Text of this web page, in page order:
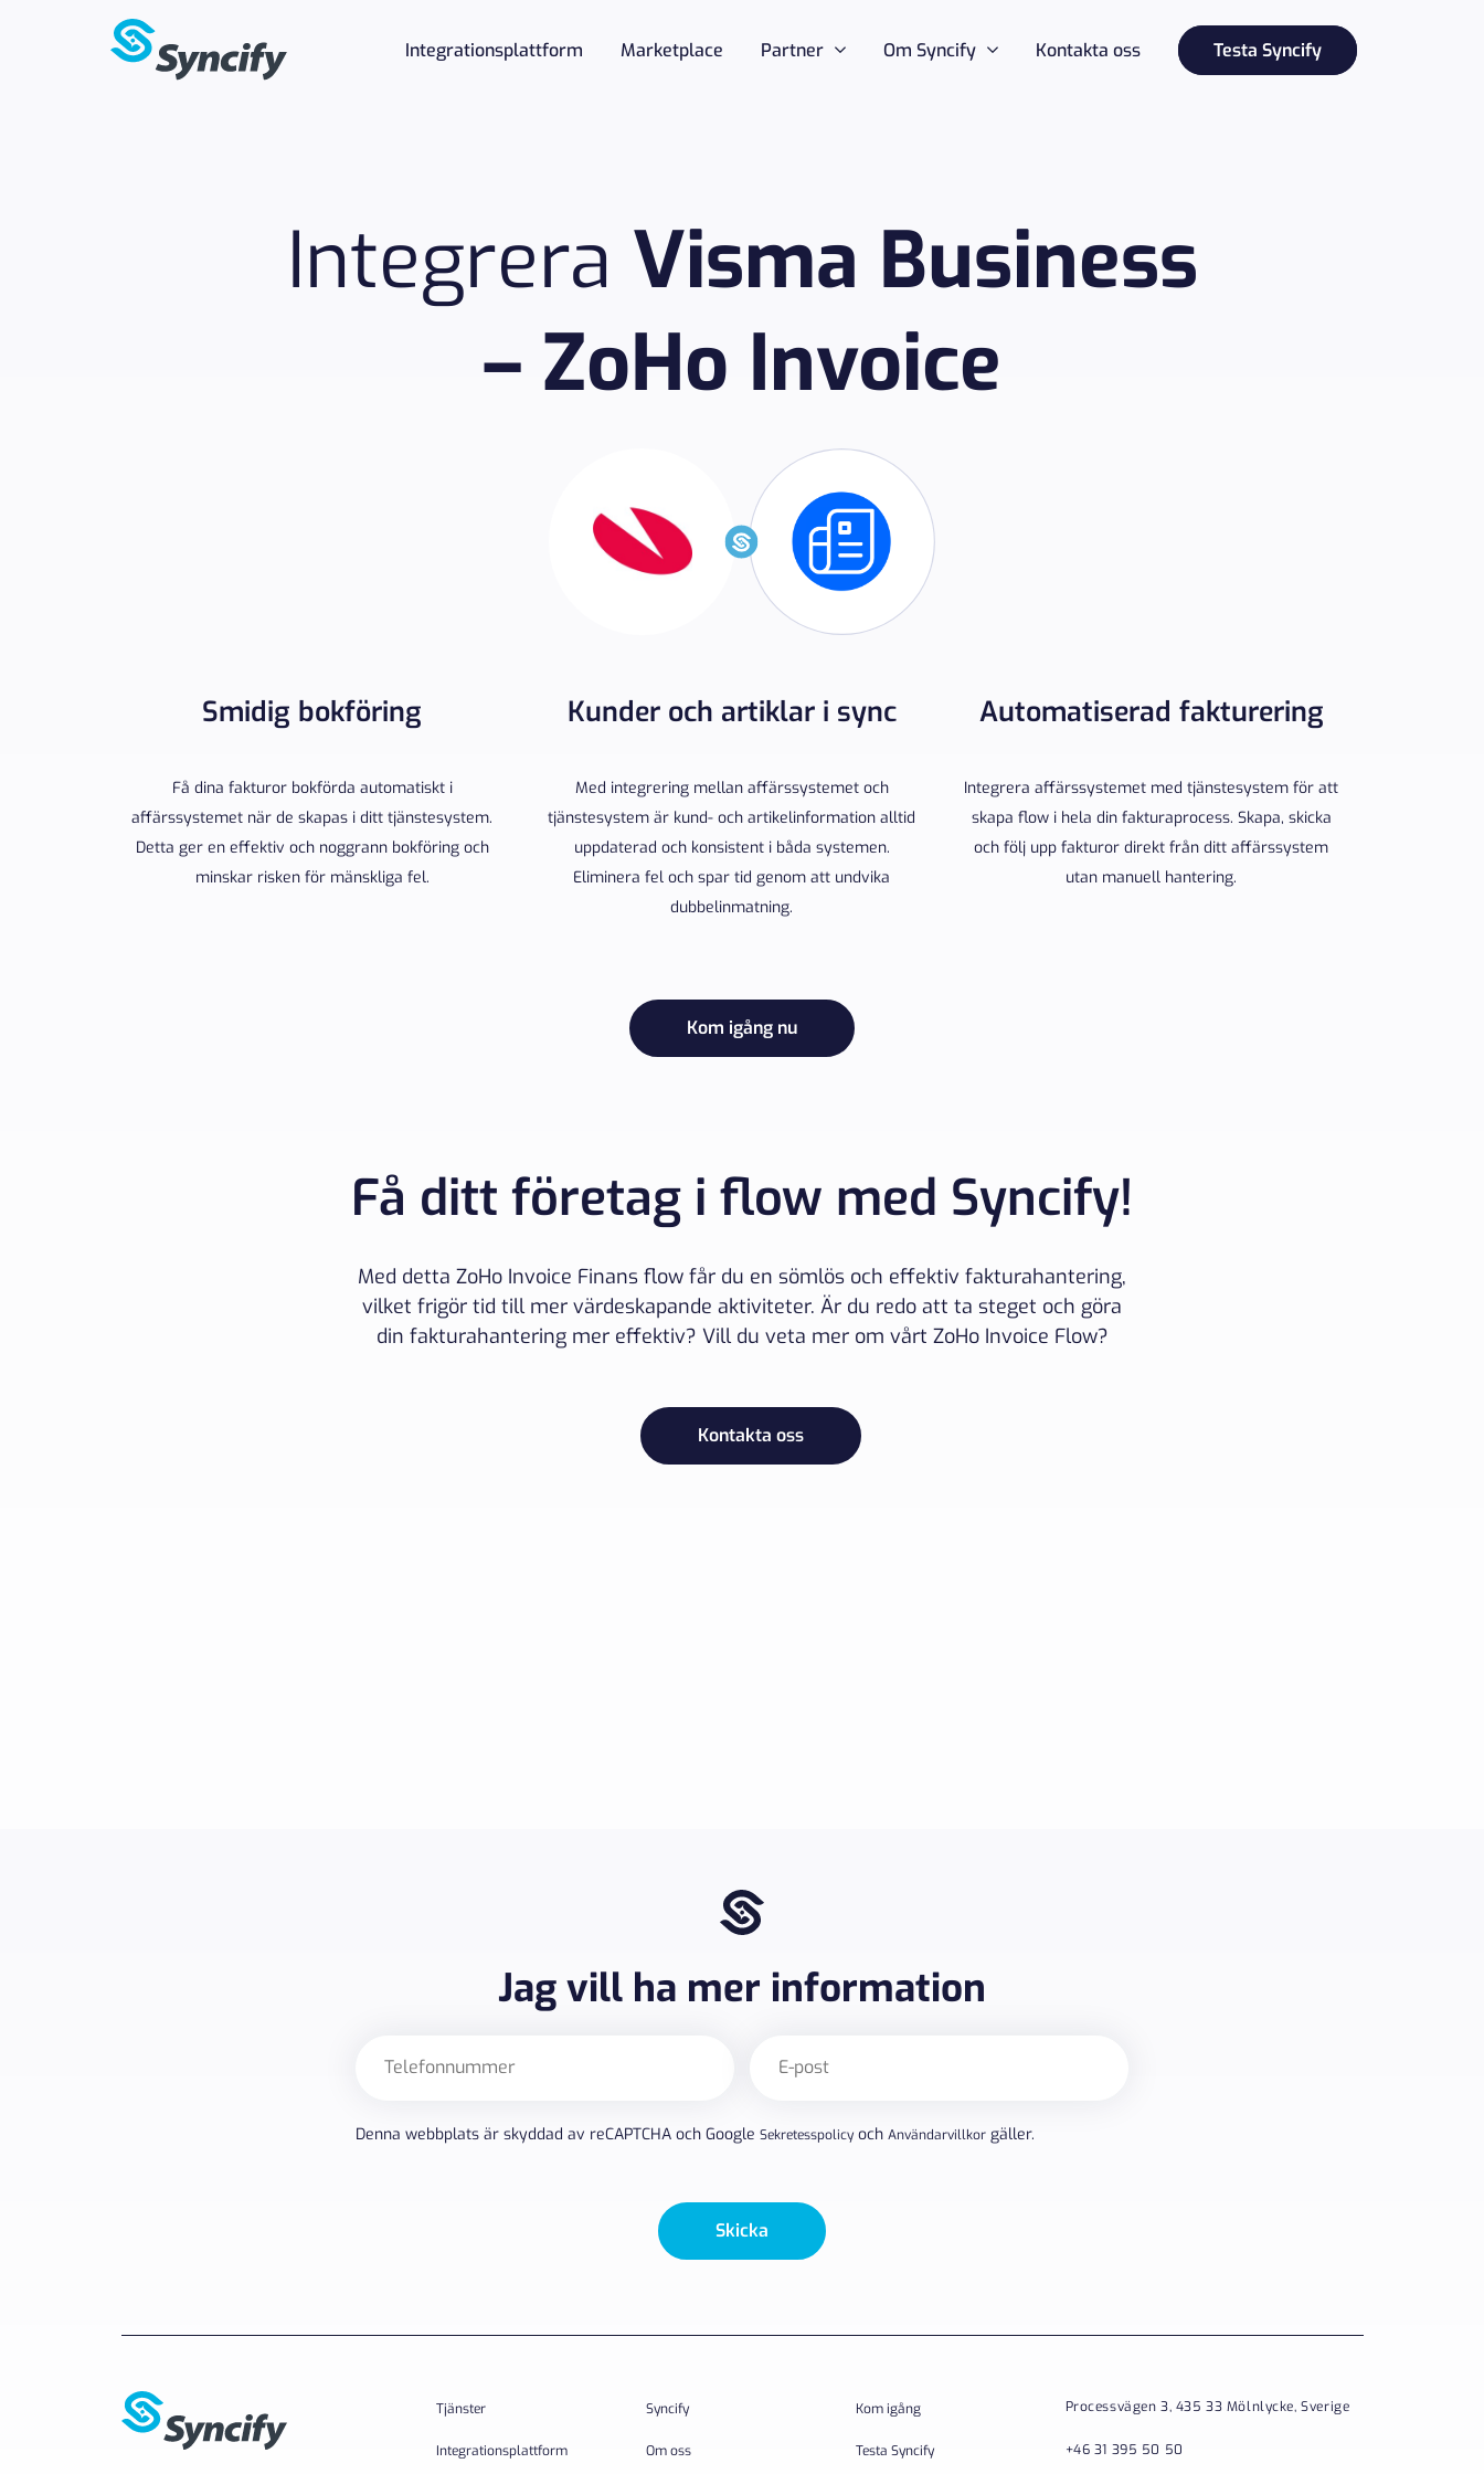
Integrationsplattform Marketplace Partner Om Syncify Kontakta oss Testa Syncify
Integrera Visma Business
– ZoHo Invoice
Smidig bokföring
Få dina fakturor bokförda automatiskt i
affärssystemet när de skapas i ditt tjänstesystem.
Detta ger en effektiv och noggrann bokföring och
minskar risken för mänskliga fel.
Kunder och artiklar i sync
Med integrering mellan affärssystemet och
tjänstesystem är kund- och artikelinformation alltid
uppdaterad och konsistent i båda systemen.
Eliminera fel och spar tid genom att undvika
dubbelinmatning.
Automatiserad fakturering
Integrera affärssystemet med tjänstesystem för att
skapa flow i hela din fakturaprocess. Skapa, skicka
och följ upp fakturor direkt från ditt affärssystem
utan manuell hantering.
Kom igång nu
Få ditt företag i flow med Syncify!
Med detta ZoHo Invoice Finans flow får du en sömlös och effektiv fakturahantering,
vilket frigör tid till mer värdeskapande aktiviteter. Är du redo att ta steget och göra
din fakturahantering mer effektiv? Vill du veta mer om vårt ZoHo Invoice Flow?
Kontakta oss
Jag vill ha mer information
post
Denna webbplats är skyddad av reCAPTCHA och Google Sekretesspolicy och Användarvillkor gäller.
Skicka
Tjänster
Integrationsplattform
Syncify
Om oss
Kom igång
Testa Syncify
Processvägen 3, 435 33 Mölnlycke, Sverige
+46 31 395 50 50